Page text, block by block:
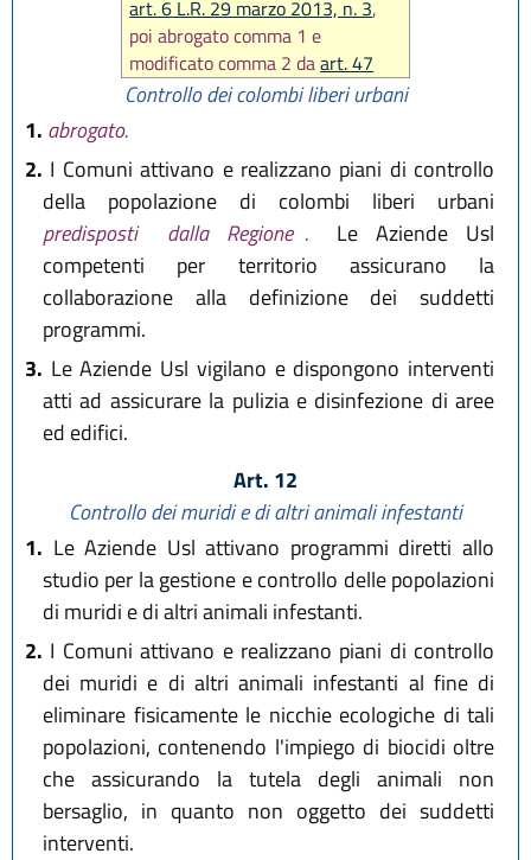
art. 6 L.R. 29 marzo 2013, n. 3,
poi abrogato comma 1 e
modificato comma 2 daart. 47
L.R. 27 luglio 2018, n. 11)
Controllo dei colombi liberi urbani
1. abrogato.
2. I Comuni attivano e realizzano piani di controllo
della popolazione di colombi liberi urbani
predisposti
dalla Regione .
Le Aziende Usl
competenti per territorio assicurano la
collaborazione alla definizione dei suddetti
programmi.
3. Le Aziende Usl vigilano e dispongono interventi
atti ad assicurare la pulizia e disinfezione di aree
ed edifici.
Art. 12
Controllo dei muridi e di altri animali infestanti
1. Le Aziende Usl attivano programmi diretti allo
studio per la gestione e controllo delle popolazioni
di muridi e di altri animali infestanti.
2. I Comuni attivano e realizzano piani di controllo
dei muridi e di altri animali infestanti al fine di
eliminare fisicamente le nicchie ecologiche di tali
popolazioni, contenendo l'impiego di biocidi oltre
che assicurando la tutela degli animali non
bersaglio, in quanto non oggetto dei suddetti
interventi.